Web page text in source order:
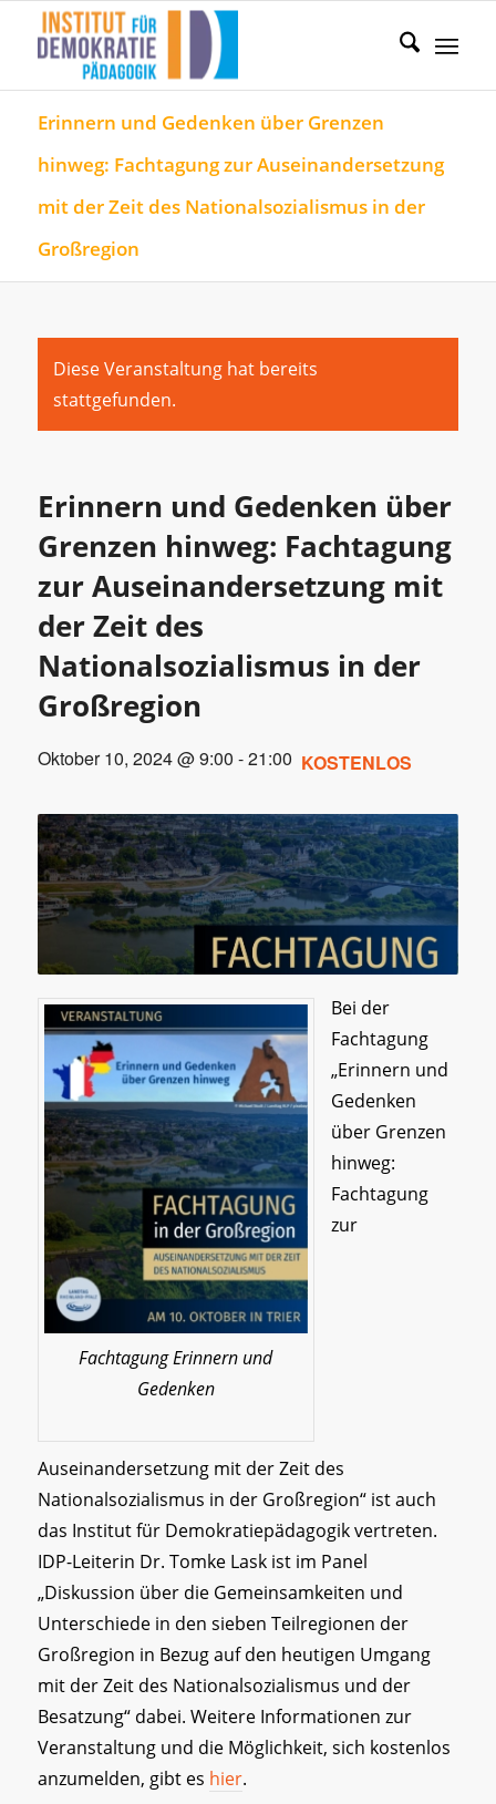
Erinnern und Gedenken über Grenzen
hinweg: Fachtagung zur Auseinandersetzung
mit der Zeit des Nationalsozialismus in der
Großregion
Diese Veranstaltung hat bereits
stattgefunden.
Erinnern und Gedenken über
Grenzen hinweg: Fachtagung
zur Auseinandersetzung mit
der Zeit des
Nationalsozialismus in der
Großregion
Oktober 10, 2024 @ 9:00 -21:00 KOSTENLOS
Fachtagung Erinnern und
Gedenken
Bei der
Fachtagung
„Erinnern und
Gedenken
über Grenzen
hinweg:
Fachtagung
zur
Auseinandersetzung mit der Zeit des
Nationalsozialismus in der Großregion“ ist auch
das Institut für Demokratiepädagogik vertreten.
IDP-Leiterin Dr. Tomke Lask ist im Panel
„Diskussion über die Gemeinsamkeiten und
Unterschiede in den sieben Teilregionen der
Großregion in Bezug auf den heutigen Umgang
mit der Zeit des Nationalsozialismus und der
Besatzung“ dabei. Weitere Informationen zur
Veranstaltung und die Möglichkeit, sich kostenlos
anzumelden, gibt es hier.